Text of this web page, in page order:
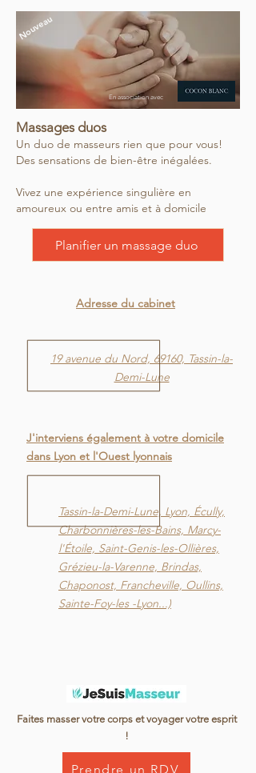
Nouveau
En association avec
Massages duos
Un duo de masseurs rien que pour vous!
Des sensations de bien-être inégalées.
Vivez une expérience singulière en
amoureux ou entre amis et à domicile
Planifier un massage duo
Adresse du cabinet
19 avenue du Nord, 69160, Tassin-la-
Demi-Lune
J'interviens également à votre domicile
dans Lyon et l'Ouest lyonnais
Tassin-la-Demi-Lune, Lyon, Écully,
Charbonnières-les-Bains, Marcy-
l'Étoile, Saint-Genis-les-Ollières,
Grézieu-la-Varenne, Brindas,
Chaponost, Francheville, Oullins,
Sainte-Foy-les -Lyon...)
Faites masser votre corps et voyager votre esprit
!
Prendre un RDV